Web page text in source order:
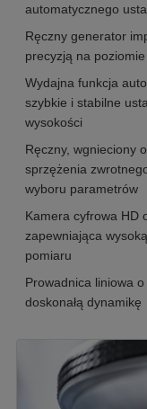
automatycznego
Ręczny generator
precyzją na
Wydajna funkcja
szybkie i stabilne
wysokości
Ręczny, wgnieciony
sprzężenia
wyboru parametrów
Kamera cyfrowa HD
zapewniająca
pomiaru
Prowadnica liniowa
doskonałą dynamikę